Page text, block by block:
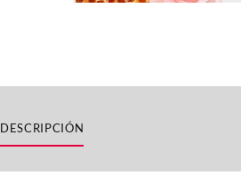
DESCRIPCIÓN